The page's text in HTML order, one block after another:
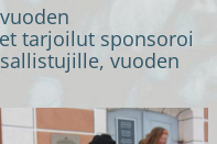
tarjoilut sponsoroi
vuoden